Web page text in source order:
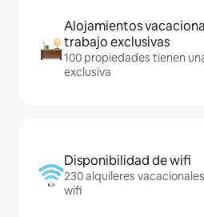
Alojamientos
trabajo exclusivas
100 propiedades tienen
exclusiva
Disponibilidad de wifi
230 alquileres
wifi